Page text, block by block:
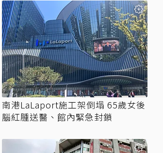
南港LaLaport施工架倒塌 65歲女後
腦紅腫送醫、館內緊急封鎖